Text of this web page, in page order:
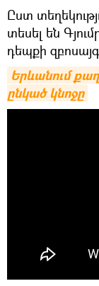
Ըստ
տեսել են
դեպքի
Երևանում
ընկած կնոջը